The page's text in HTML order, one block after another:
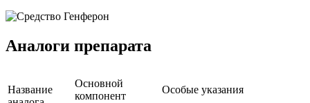
Аналоги препарата
Название
Основной
компонент
Особые указания